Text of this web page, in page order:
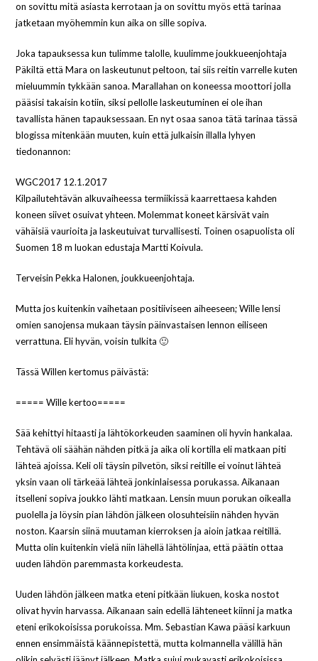
on sovittu mitä asiasta kerrotaan ja on sovittu myös että tarinaa
jatketaan myöhemmin kun aika on sille sopiva.
Joka tapauksessa kun tulimme talolle, kuulimme joukkueenjohtaja
Päkiltä että Mara on laskeutunut peltoon, tai siis reitin varrelle kuten
mieluummin tykkään sanoa. Marallahan on koneessa moottori jolla
pääsisi takaisin kotiin, siksi pellolle laskeutuminen ei ole ihan
tavallista hänen tapauksessaan. En nyt osaa sanoa tätä tarinaa tässä
blogissa mitenkään muuten, kuin että julkaisin illalla lyhyen
tiedonannon:
WGC2017 12.1.2017
Kilpailutehtävän alkuvaiheessa termiikissä kaarrettaesa kahden
koneen siivet osuivat yhteen. Molemmat koneet kärsivät vain
vähäisiä vaurioita ja laskeutuivat turvallisesti. Toinen osapuolista oli
Suomen 18 m luokan edustaja Martti Koivula.
Terveisin Pekka Halonen, joukkueenjohtaja.
Mutta jos kuitenkin vaihetaan positiiviseen aiheeseen; Wille lensi
omien sanojensa mukaan täysin päinvastaisen lennon eiliseen
verrattuna. Eli hyvän, voisin tulkita 🙂
Tässä Willen kertomus päivästä:
===== Wille kertoo=====
Sää kehittyi hitaasti ja lähtökorkeuden saaminen oli hyvin hankalaa.
Tehtävä oli säähän nähden pitkä ja aika oli kortilla eli matkaan piti
lähteä ajoissa. Keli oli täysin pilvetön, siksi reitille ei voinut lähteä
yksin vaan oli tärkeää lähteä jonkinlaisessa porukassa. Aikanaan
itselleni sopiva joukko lähti matkaan. Lensin muun porukan oikealla
puolella ja löysin pian lähdön jälkeen olosuhteisiin nähden hyvän
noston. Kaarsin siinä muutaman kierroksen ja aioin jatkaa reitillä.
Mutta olin kuitenkin vielä niin lähellä lähtölinjaa, että päätin ottaa
uuden lähdön paremmasta korkeudesta.
Uuden lähdön jälkeen matka eteni pitkään liukuen, koska nostot
olivat hyvin harvassa. Aikanaan sain edellä lähteneet kiinni ja matka
eteni erikokoisissa porukoissa. Mm. Sebastian Kawa pääsi karkuun
ennen ensimmäistä käännepistettä, mutta kolmannella välillä hän